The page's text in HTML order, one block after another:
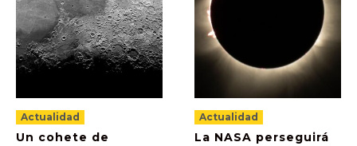
Actualidad
Un cohete de
Actualidad
La NASA perseguirá